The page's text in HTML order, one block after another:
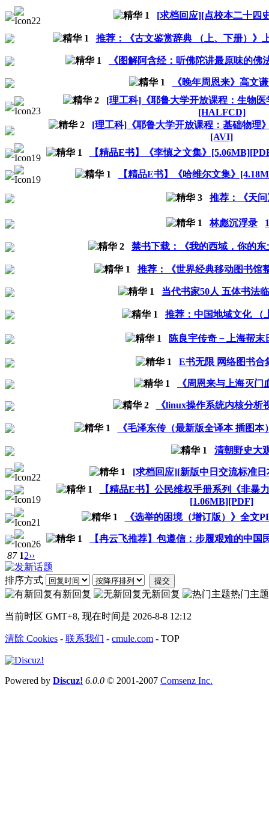
[求档回应][点校本二十四
推荐：《古文鉴赏辞典 （上、下册）》
《图解阿含经：听佛陀讲最原味的
《晚年周恩来》高文
[理工科]《耶鲁大学开放课程：生物
[HALFCD]
[理工科]《耶鲁大学开放课程：基础物理
[AVI]
【精品E书】《李慎之文集》
【精品E书】《哈维尔文集》
推荐：《天问
林彪沉浮录 1
禁书下载：《我的西域，你的东
推荐：《世界经典移动图书馆
当代书家50人 五体书法
推荐：中国地域文化 （
陈良宇传奇－上海帮末
E书无限 网络图书合
《周恩来与上海灭门
《linux操作系统内核分析
《毛泽东传（最新版全译本 插图
清朝野史大
[求档回应][新版中日交流标准
【精品E书】公民维权手册系列《非暴
[1.06MB][PDF]
《选举的困境（增订版）》全文
【冉云飞推荐】包遵信：步履艰难的中
87 12››
排序方式 提交
有新回复 无新回复 热门主题
当前时区 GMT+8, 现在时间是 2026-8-8 12:12
清除 Cookies - 联系我们 - cmule.com - TOP
Powered by Discuz! 6.0.0 © 2001-2007 Comsenz Inc.